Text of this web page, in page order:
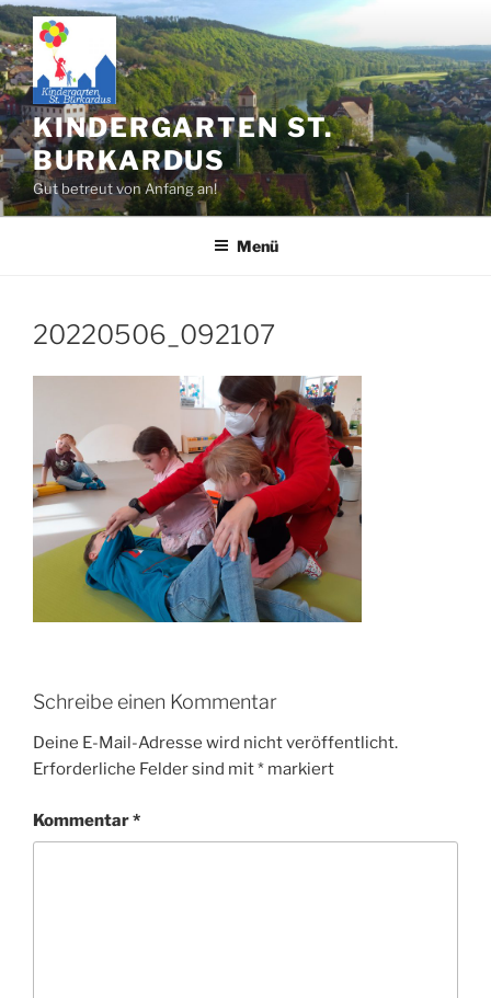
Zum
Inhalt
springen
KINDERGARTEN ST.
BURKARDUS
Gut betreut von Anfang an!
Menü
20220506_092107
Schreibe einen Kommentar
Deine E-Mail-Adresse wird nicht veröffentlicht.
Erforderliche Felder sind mit* markiert
Kommentar*